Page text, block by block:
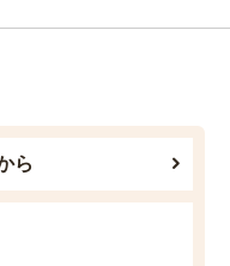
ら